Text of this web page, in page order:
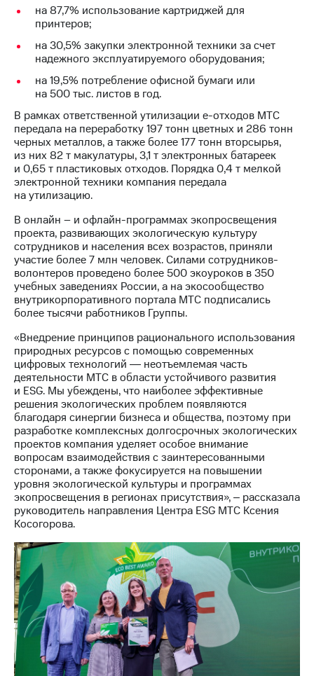
Корпоративный
секретарь
Раскрытие
информации
Информация
акционерам
Документы
"МТС"
Собрания
акционеров
Личный
кабинет
акционера
Акционерный
капитал
Контроль
и
аудит
Рынок
акций
Описание
Программа
приобретения
Порядок
выкупа
акций
Дивиденды
Рынок
облигаций
Описание
Еврооблигации-2023
Уведомление
о
погашении
именных
облигаций
Другое
Регистратор
Реквизиты
Контакты
развитие
деловая этика
На главную
на 87,7% использование картриджей для
принтеров;
на 30,5% закупки электронной техники за счет
надежного эксплуатируемого оборудования;
на 19,5% потребление офисной бумаги или
на 500 тыс. листов в год.
В рамках ответственной утилизации е-отходов МТС
передала на переработку 197 тонн цветных и 286 тонн
черных металлов, а также более 177 тонн вторсырья,
из них 82 т макулатуры, 3,1 т электронных батареек
и 0,65 т пластиковых отходов. Порядка 0,4 т мелкой
электронной техники компания передала
на утилизацию.
В онлайн – и офлайн-программах экопросвещения
проекта, развивающих экологическую культуру
сотрудников и населения всех возрастов, приняли
участие более 7 млн человек. Силами сотрудников-
волонтеров проведено более 500 экоуроков в 350
учебных заведениях России, а на экосообщество
внутрикорпоративного портала МТС подписались
более тысячи работников Группы.
«Внедрение принципов рационального использования
природных ресурсов с помощью современных
цифровых технологий ― неотъемлемая часть
деятельности МТС в области устойчивого развития
и ESG. Мы убеждены, что наиболее эффективные
решения экологических проблем появляются
благодаря синергии бизнеса и общества, поэтому при
разработке комплексных долгосрочных экологических
проектов компания уделяет особое внимание
вопросам взаимодействия с заинтересованными
сторонами, а также фокусируется на повышении
уровня экологической культуры и программах
экопросвещения в регионах присутствия», ‒ рассказала
руководитель направления Центра ESG МТС Ксения
Косогорова.